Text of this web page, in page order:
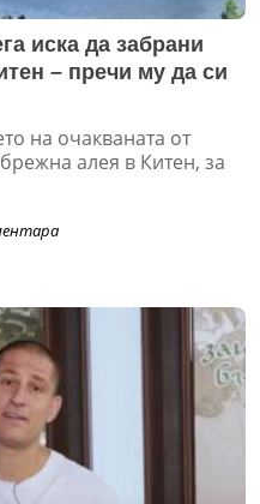
иска да забрани
– пречи му да си
на очакваната от
алея в Китен, за